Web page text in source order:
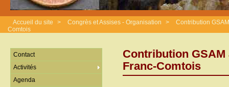
Accueil du site > Congrès et Assises - Organisation >
Contribution
Comtois
Contribution GSAM
Franc-Comtois
Contact
Activités
Agenda